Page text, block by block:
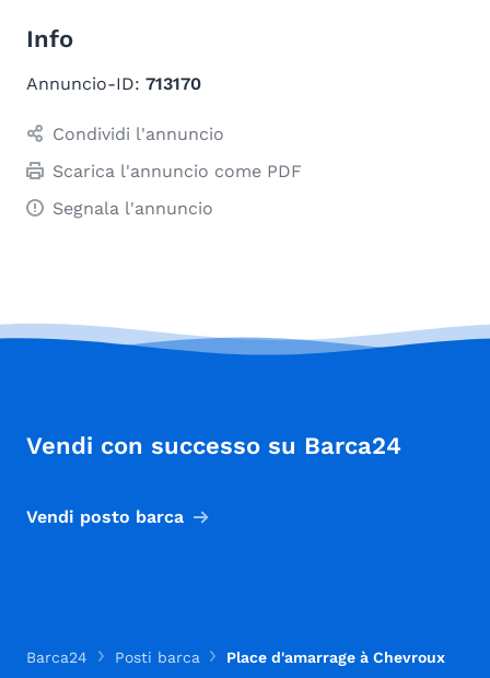
Info
Annuncio-ID: 713170
Condividi l'annuncio
Scarica l'annuncio come PDF
Segnala l'annuncio
Vendi con successo su Barca24
Vendi posto barca
Barca24 Posti barca Place d'amarrage à Chevroux